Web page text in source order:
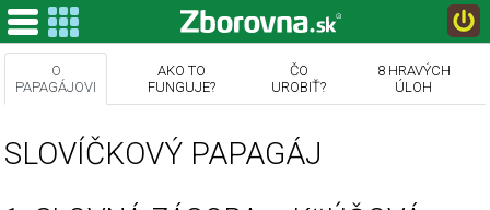
O papagájovi
Slovíčkový Papagáj
O
PAPAGÁJOVI
AKO TO
FUNGUJE?
ČO
UROBIŤ?
8 HRAVÝCH
ÚLOH
SLOVÍČKOVÝ PAPAGÁJ